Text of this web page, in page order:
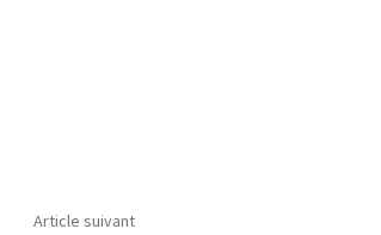
Article suivant